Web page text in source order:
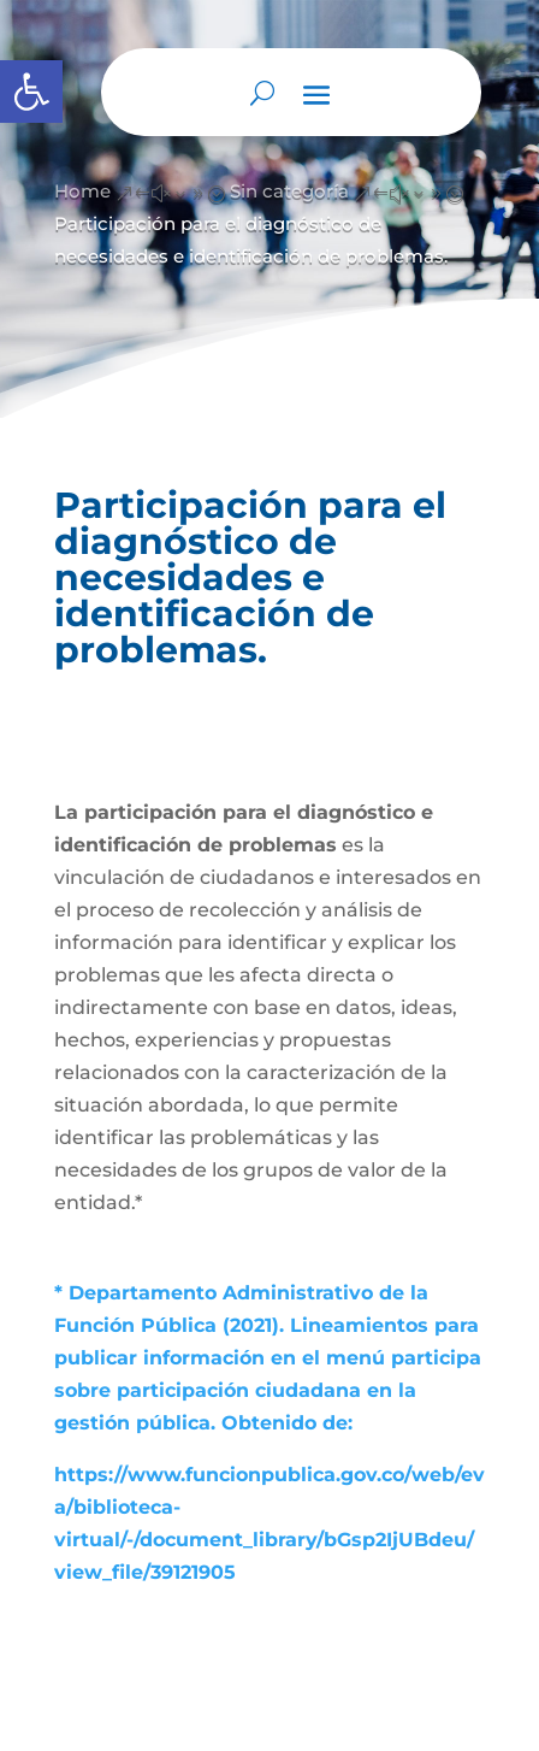
Abrir barra de herramientas
Home &#x39; Sin categoría &#x39;
Participación para el diagnóstico de
necesidades e identificación de problemas.
Participación para el
diagnóstico de
necesidades e
identificación de
problemas.
La participación para el diagnóstico e
identificación de problemas es la
vinculación de ciudadanos e interesados en
el proceso de recolección y análisis de
información para identificar y explicar los
problemas que les afecta directa o
indirectamente con base en datos, ideas,
hechos, experiencias y propuestas
relacionados con la caracterización de la
situación abordada, lo que permite
identificar las problemáticas y las
necesidades de los grupos de valor de la
entidad.*
* Departamento Administrativo de la
Función Pública (2021). Lineamientos para
publicar información en el menú participa
sobre participación ciudadana en la
gestión pública. Obtenido de:
https://www.funcionpublica.gov.co/web/ev
a/biblioteca-
virtual/-/document_library/bGsp2IjUBdeu/
view_file/39121905